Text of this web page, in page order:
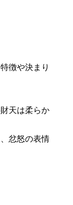
徴や決まり
天は柔らか
忿怒の表情